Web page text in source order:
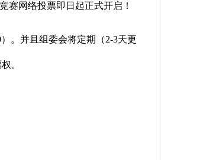
赛网络投票即日起正式开启！
。并且组委会将定期（2-3天更
。